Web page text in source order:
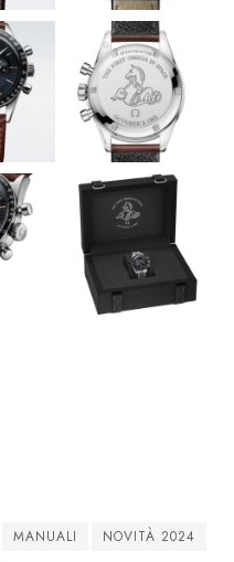
MANUALI
NOVITÀ 2024